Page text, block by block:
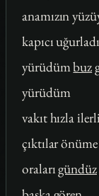
anamızın
kapıcı
yürüdümbuz
yürüdüm
vakıt hızla
çıktılar önüme
oralarıgündüz